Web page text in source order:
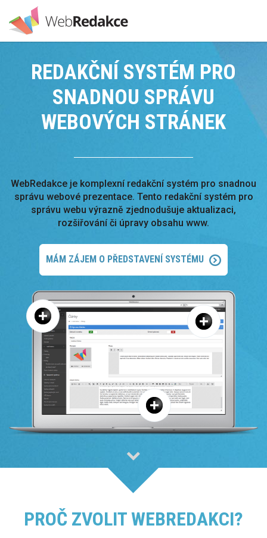
REDAKČNÍ SYSTÉM PRO
SNADNOU SPRÁVU
WEBOVÝCH STRÁNEK
WebRedakce je komplexní redakční systém pro snadnou
správu webové prezentace. Tento redakční systém pro
správu webu výrazně zjednodušuje aktualizaci,
rozšiřování či úpravy obsahu www.
MÁM ZÁJEM O PŘEDSTAVENÍ SYSTÉMU
PROČ ZVOLIT WEBREDAKCI?